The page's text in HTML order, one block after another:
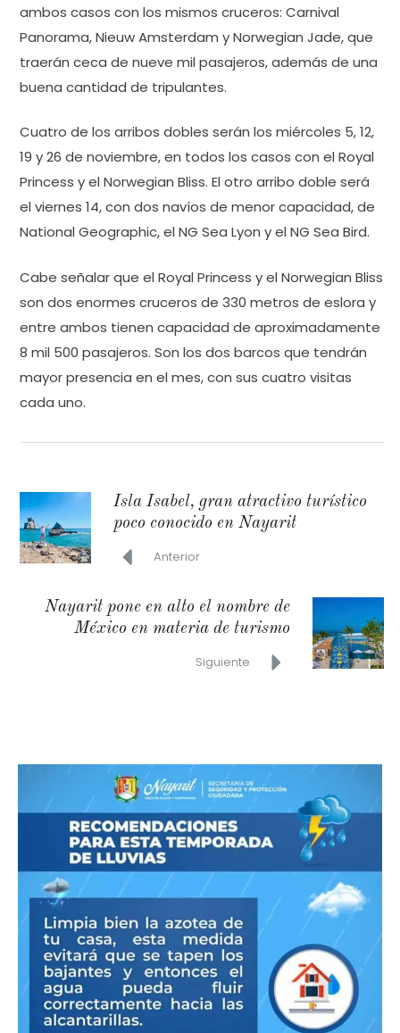
ambos casos con los mismos cruceros: Carnival
Panorama, Nieuw Amsterdam y Norwegian Jade, que
traerán ceca de nueve mil pasajeros, además de una
buena cantidad de tripulantes.
Cuatro de los arribos dobles serán los miércoles 5, 12,
19 y 26 de noviembre, en todos los casos con el Royal
Princess y el Norwegian Bliss. El otro arribo doble será
el viernes 14, con dos navíos de menor capacidad, de
National Geographic, el NG Sea Lyon y el NG Sea Bird.
Cabe señalar que el Royal Princess y el Norwegian Bliss
son dos enormes cruceros de 330 metros de eslora y
entre ambos tienen capacidad de aproximadamente
8 mil 500 pasajeros. Son los dos barcos que tendrán
mayor presencia en el mes, con sus cuatro visitas
cada uno.
Isla Isabel, gran atractivo turístico
poco conocido en Nayarit
Anterior
Nayarit pone en alto el nombre de
México en materia de turismo
Siguiente